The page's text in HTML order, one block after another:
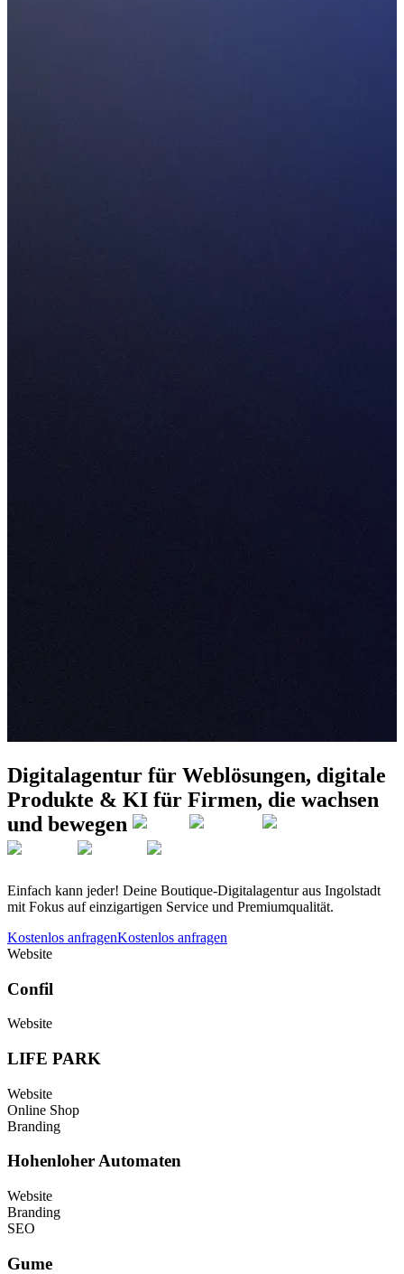
Digitalagentur für Weblösungen, digitale
Produkte & KI für Firmen, die wachsen
und bewegen
Einfach kann jeder! Deine Boutique-Digitalagentur aus Ingolstadt
mit Fokus auf einzigartigen Service und Premiumqualität.
Kostenlos anfragenKostenlos anfragen
Website
Confil
Website
LIFE PARK
Website
Online Shop
Branding
Hohenloher Automaten
Website
Branding
SEO
Gume